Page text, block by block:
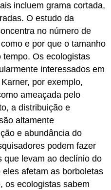
incluem grama cortada,
O estudo da
no número de
e por que o tamanho
Os ecologistas
interessados em
por exemplo,
ameaçada pelo
a distribuição e
altamente
e abundância do
podem fazer
que levam ao declínio do
afetam as borboletas
os ecologistas sabem